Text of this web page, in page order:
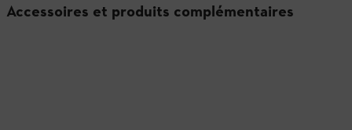
Accessoires et produits complémentaires